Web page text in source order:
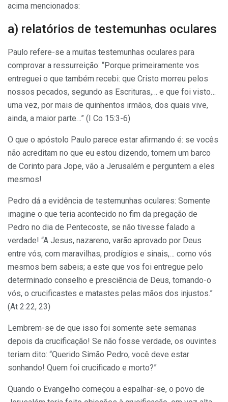
acima mencionados:
a) relatórios de testemunhas oculares
Paulo refere-se a muitas testemunhas oculares para
comprovar a ressurreição: “Porque primeiramente vos
entreguei o que também recebi: que Cristo morreu pelos
nossos pecados, segundo as Escrituras,… e que foi visto…
uma vez, por mais de quinhentos irmãos, dos quais vive,
ainda, a maior parte…” (I Co 15:3-6)
O que o apóstolo Paulo parece estar afirmando é: se vocês
não acreditam no que eu estou dizendo, tomem um barco
de Corinto para Jope, vão a Jerusalém e perguntem a eles
mesmos!
Pedro dá a evidência de testemunhas oculares: Somente
imagine o que teria acontecido no fim da pregação de
Pedro no dia de Pentecoste, se não tivesse falado a
verdade! “A Jesus, nazareno, varão aprovado por Deus
entre vós, com maravilhas, prodígios e sinais,… como vós
mesmos bem sabeis; a este que vos foi entregue pelo
determinado conselho e presciência de Deus, tomando-o
vós, o crucificastes e matastes pelas mãos dos injustos.”
(At 2:22, 23)
Lembrem-se de que isso foi somente sete semanas
depois da crucificação! Se não fosse verdade, os ouvintes
teriam dito: “Querido Simão Pedro, você deve estar
sonhando! Quem foi crucificado e morto?”
Quando o Evangelho começou a espalhar-se, o povo de